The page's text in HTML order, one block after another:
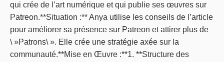
qui crée de l’art numérique et qui publie ses œuvres sur
Patreon.**Situation :** Anya utilise les conseils de l’article
pour améliorer sa présence sur Patreon et attirer plus de
\ »Patrons\ ». Elle crée une stratégie axée sur la
communauté.**Mise en Œuvre :**1. **Structure des